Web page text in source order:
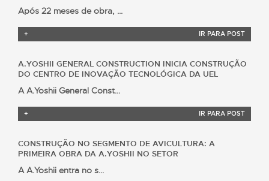
Após 22 meses de obra, ...
+ IR PARA POST
A.YOSHII GENERAL CONSTRUCTION INICIA CONSTRUÇÃO
DO CENTRO DE INOVAÇÃO TECNOLÓGICA DA UEL
A A.Yoshii General Const...
+ IR PARA POST
CONSTRUÇÃO NO SEGMENTO DE AVICULTURA: A
PRIMEIRA OBRA DA A.YOSHII NO SETOR
A A.Yoshii entra no s...